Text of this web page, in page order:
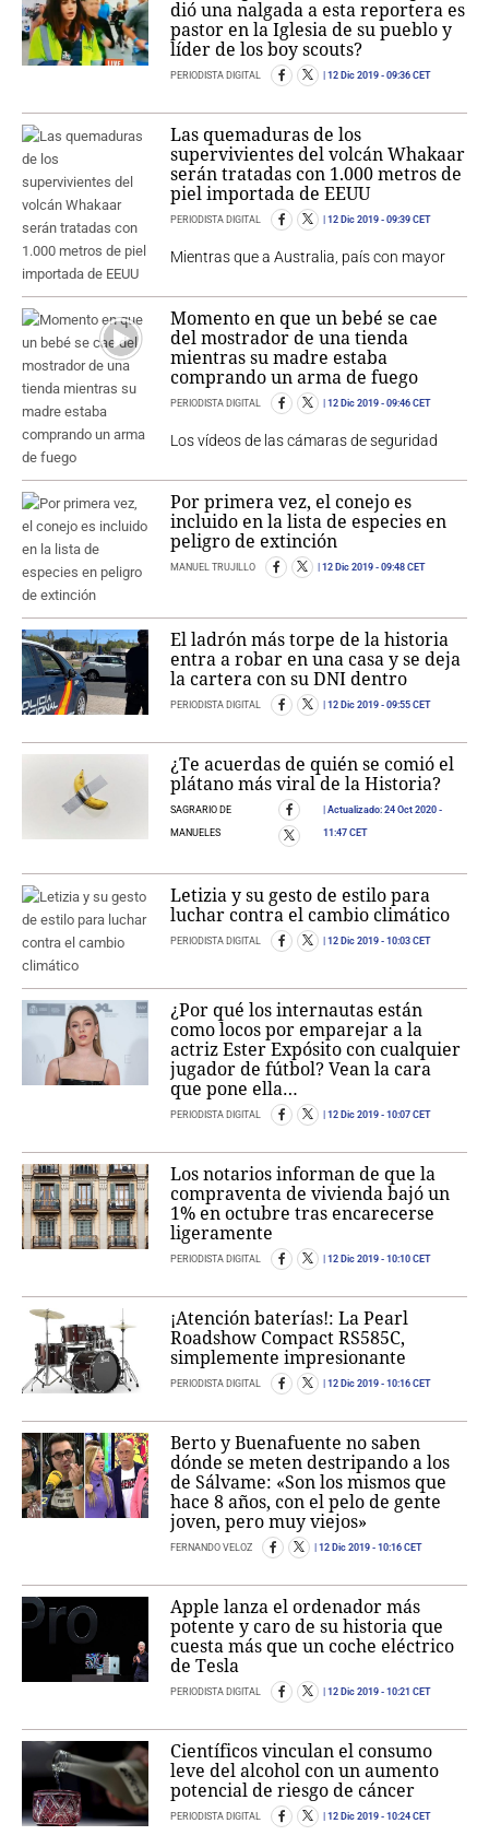
dió una nalgada a esta reportera es
pastor en la Iglesia de su pueblo y
líder de los boy scouts?
PERIODISTA DIGITAL 12 Dic 2019 - 09:36 CET
Las quemaduras de los
supervivientes del volcán Whakaar
serán tratadas con 1.000 metros de
piel importada de EEUU
PERIODISTA DIGITAL 12 Dic 2019 - 09:39 CET
Mientras que a Australia, país con mayor
Momento en que un bebé se cae
del mostrador de una tienda
mientras su madre estaba
comprando un arma de fuego
PERIODISTA DIGITAL 12 Dic 2019 - 09:46 CET
Los vídeos de las cámaras de seguridad
Por primera vez, el conejo es
incluido en la lista de especies en
peligro de extinción
MANUEL TRUJILLO 12 Dic 2019 - 09:48 CET
El ladrón más torpe de la historia
entra a robar en una casa y se deja
la cartera con su DNI dentro
PERIODISTA DIGITAL 12 Dic 2019 - 09:55 CET
¿Te acuerdas de quién se comió el
plátano más viral de la Historia?
SAGRARIO DE
MANUELES
Actualizado:24 Oct 2020 -
11:47 CET
Letizia y su gesto de estilo para
luchar contra el cambio climático
PERIODISTA DIGITAL 12 Dic 2019 - 10:03 CET
¿Por qué los internautas están
como locos por emparejar a la
actriz Ester Expósito con cualquier
jugador de fútbol? Vean la cara
que pone ella…
PERIODISTA DIGITAL 12 Dic 2019 - 10:07 CET
Los notarios informan de que la
compraventa de vivienda bajó un
1% en octubre tras encarecerse
ligeramente
PERIODISTA DIGITAL 12 Dic 2019 - 10:10 CET
¡Atención baterías!: La Pearl
Roadshow Compact RS585C,
simplemente impresionante
PERIODISTA DIGITAL 12 Dic 2019 - 10:16 CET
Berto y Buenafuente no saben
dónde se meten destripando a los
de Sálvame: «Son los mismos que
hace 8 años, con el pelo de gente
joven, pero muy viejos»
FERNANDO VELOZ 12 Dic 2019 - 10:16 CET
Apple lanza el ordenador más
potente y caro de su historia que
cuesta más que un coche eléctrico
de Tesla
PERIODISTA DIGITAL 12 Dic 2019 - 10:21 CET
Científicos vinculan el consumo
leve del alcohol con un aumento
potencial de riesgo de cáncer
PERIODISTA DIGITAL 12 Dic 2019 - 10:24 CET